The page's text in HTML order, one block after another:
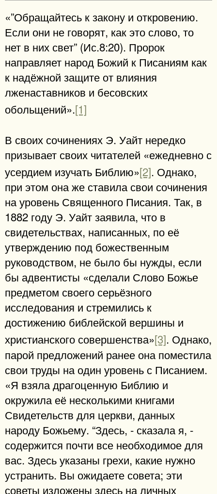
«”Обращайтесь к закону и откровению.
Если они не говорят, как это слово, то
нет в них свет” (Ис.8:20). Пророк
направляет народ Божий к Писаниям как
к надёжной защите от влияния
лженаставников и бесовских
обольщений».[1]
В своих сочинениях Э. Уайт нередко
призывает своих читателей «ежедневно с
усердием изучать Библию»[2]. Однако,
при этом она же ставила свои сочинения
на уровень Священного Писания. Так, в
1882 году Э. Уайт заявила, что в
свидетельствах, написанных, по её
утверждению под божественным
руководством, не было бы нужды, если
бы адвентисты «сделали Слово Божье
предметом своего серьёзного
исследования и стремились к
достижению библейской вершины и
христианского совершенства»[3]. Однако,
парой предложений ранее она поместила
свои труды на один уровень с Писанием.
«Я взяла драгоценную Библию и
окружила её несколькими книгами
Свидетельств для церкви, данных
народу Божьему. “Здесь, - сказала я, -
содержится почти все необходимое для
вас. Здесь указаны грехи, какие нужно
устранить. Вы ожидаете совета; эти
советы изложены здесь на личных